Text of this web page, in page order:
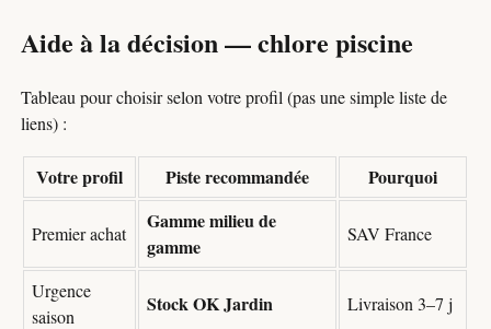
Aide à la décision — chlore piscine
Tableau pour choisir selon votre profil (pas une simple liste de
liens) :
Votre profil Piste recommandée Pourquoi
Premier achat
Gamme milieu de
gamme
SAV France
Urgence
saison
Stock OK Jardin Livraison 3–7 j